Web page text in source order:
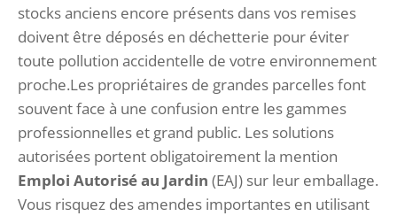
stocks anciens encore présents dans vos remises
doivent être déposés en déchetterie pour éviter
toute pollution accidentelle de votre environnement
proche.Les propriétaires de grandes parcelles font
souvent face à une confusion entre les gammes
professionnelles et grand public. Les solutions
autorisées portent obligatoirement la mention
Emploi Autorisé au Jardin (EAJ) sur leur emballage.
Vous risquez des amendes importantes en utilisant